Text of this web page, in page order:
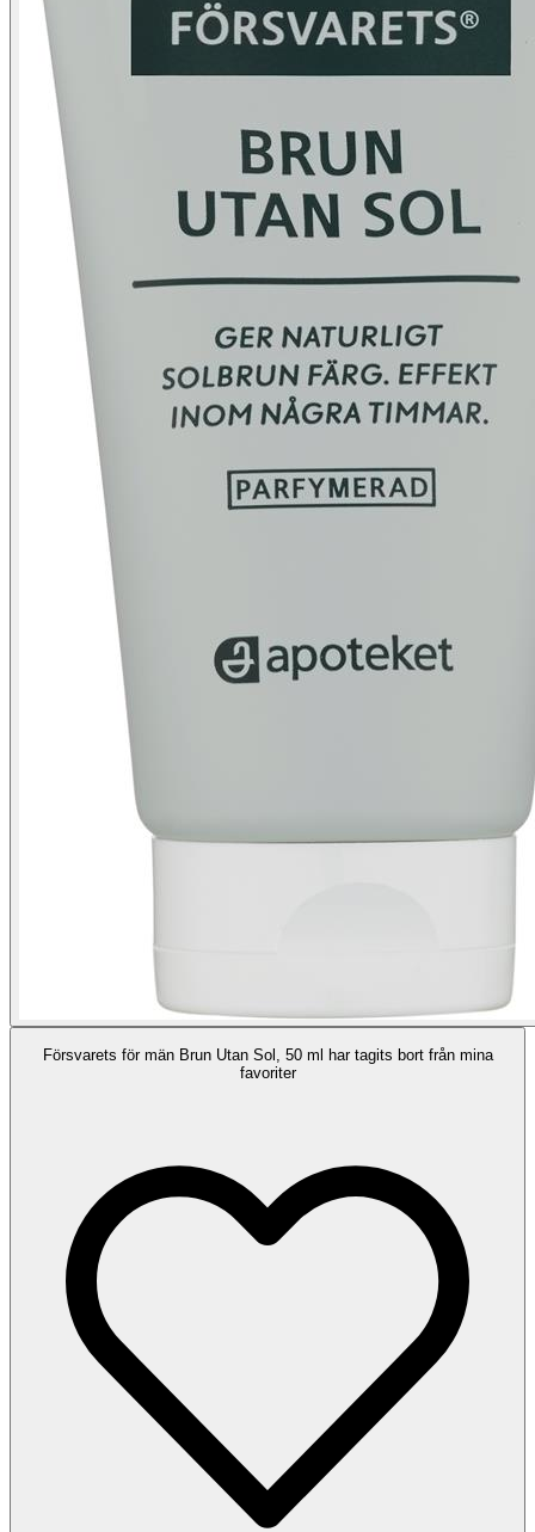
Försvarets för män Brun Utan Sol, 50 ml har tagits bort från mina
favoriter